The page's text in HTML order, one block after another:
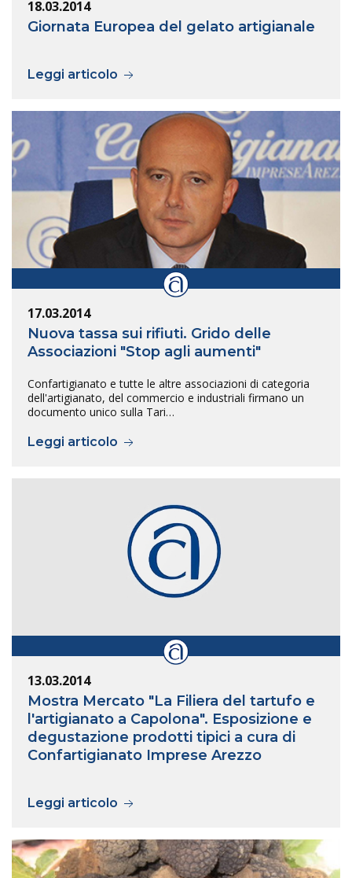
18.03.2014
Giornata Europea del gelato artigianale
Leggi articolo
17.03.2014
Nuova tassa sui rifiuti. Grido delle
Associazioni "Stop agli aumenti"
Confartigianato e tutte le altre associazioni di categoria
dell'artigianato, del commercio e industriali firmano un
documento unico sulla Tari…
Leggi articolo
13.03.2014
Mostra Mercato "La Filiera del tartufo e
l'artigianato a Capolona". Esposizione e
degustazione prodotti tipici a cura di
Confartigianato Imprese Arezzo
Leggi articolo